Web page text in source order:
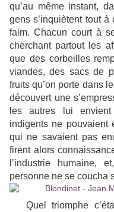
qu’au même instant,
gens s’inquiètent tout
faim. Chacun court à
cherchant partout les
que des corbeilles
viandes, des sacs de
fruits qu’on porte dans
découvert une
les autres lui
indigents ne pouvaient
qui ne savaient pas
firent alors
l’industrie humaine,
personne ne se coucha
Quel triomphe